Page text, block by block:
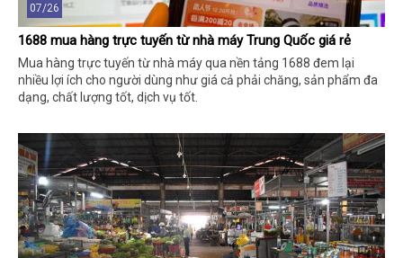
07/26
1688 mua hàng trực tuyến từ nhà máy Trung Quốc giá rẻ
Mua hàng trực tuyến từ nhà máy qua nền tảng 1688 đem lại
nhiều lợi ích cho người dùng như giá cả phải chăng, sản phẩm đa
dạng, chất lượng tốt, dịch vụ tốt.